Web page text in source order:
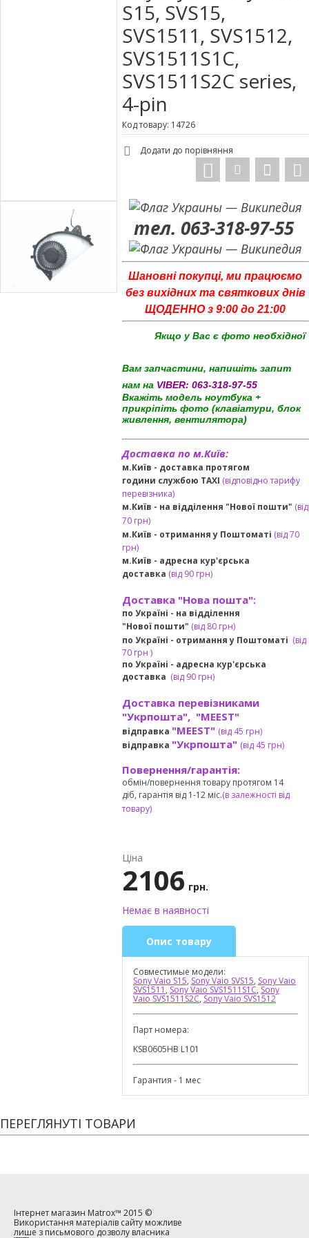
S15, SVS15,
SVS1511, SVS1512,
SVS1511S1C,
SVS1511S2C series,
4-pin
Код товару: 14726
Додати до порівняння
тел. 063-318-97-55
Шановні покупці, ми працюємо
без вихідних та святкових днів
ЩОДЕННО з 9:00 до 21:00
Якщо у Вас є фото необхідної
Вам запчастини, напишіть запит
нам на VIBER: 063-318-97-55
Вкажіть модель ноутбука +
прикріпіть фото (клавіатури, блок
живлення, вентилятора)
Доставка по м.Київ:
м.Київ - доставка протягом
години службою TAXI (відповідно тарифу
перевізника)
м.Київ - на відділення "Нової пошти" (від
70 грн)
м.Київ - отримання у Поштоматі (від 70
грн)
м.Київ - адресна кур'єрська
доставка (від90 грн)
Доставка "Нова пошта":
по Україні - на відділення
"Нової пошти" (від 80 грн)
по Україні - отримання у Поштоматі (від
70 грн )
по Україні - адресна кур'єрська
доставка (від90 грн)
Доставка перевізниками
"Укрпошта", "MEEST"
відправка "MEEST" (від 45 грн)
відправка "Укрпошта" (від 45 грн)
Повернення/гарантія:
обмін/повернення товару протягом 14
діб, гарантія від 1-12 міс.(в залежності від
товару)
Ціна
2106 грн.
Немає в наявності
Опис товару
Совместимые модели:
Sony Vaio S15, Sony Vaio SVS15, Sony Vaio
SVS1511 , Sony Vaio SVS1511S1C, Sony
Vaio SVS1511S2C, Sony Vaio SVS1512
Парт номера:
KSB0605HB L101
Гарантия - 1 мес
ПЕРЕГЛЯНУТІ ТОВАРИ
Інтернет магазин Matrox™ 2015 ©
Використання матеріалів сайту можливе
лише з письмового дозволу власника